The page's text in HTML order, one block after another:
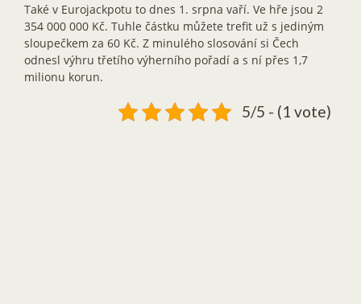
Také v Eurojackpotu to dnes 1. srpna vaří. Ve hře jsou 2
354 000 000 Kč. Tuhle částku můžete trefit už s jediným
sloupečkem za 60 Kč. Z minulého slosování si Čech
odnesl výhru třetího výherního pořadí a s ní přes 1,7
milionu korun.
5/5 - (1 vote)